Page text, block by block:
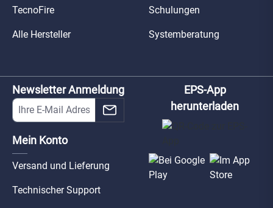
TecnoFire
Alle Hersteller
Schulungen
Systemberatung
Newsletter Anmeldung
Mein Konto
Versand und Lieferung
Technischer Support
EPS-App
herunterladen